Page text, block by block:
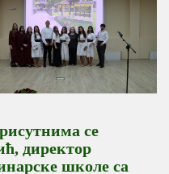
се
директор
школе са